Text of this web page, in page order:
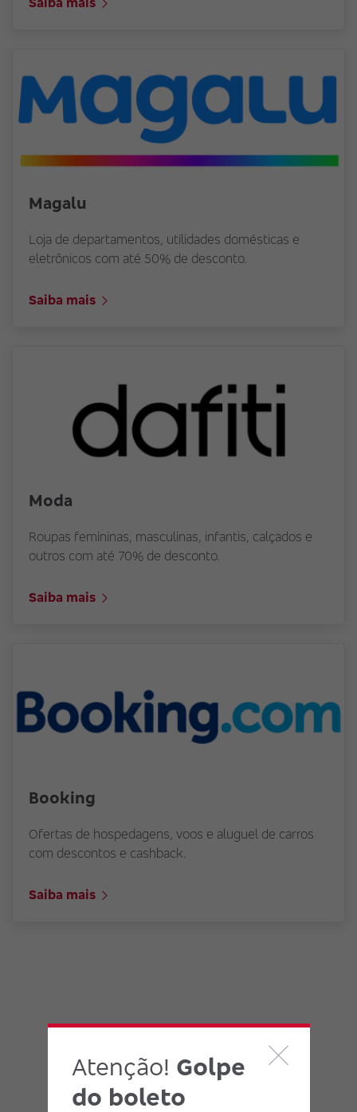
Atenção! Golpe
do boleto
Magalu
Loja de departamentos, utilidades domésticas e
eletrônicos com até 50% de desconto.
Saiba mais
Moda
Roupas femininas, masculinas, infantis, calçados e
outros com até 70% de desconto.
Saiba mais
Booking
Ofertas de hospedagens, voos e aluguel de carros
com descontos e cashback.
Saiba mais
Faça parte do Clube